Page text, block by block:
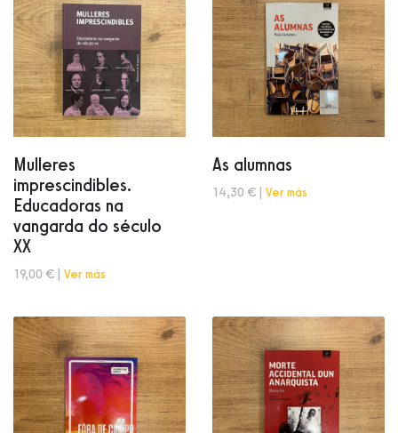
Mulleres
imprescindibles.
Educadoras na
vangarda do século
XX
19,00 € | Ver más
As alumnas
14,30 € | Ver más